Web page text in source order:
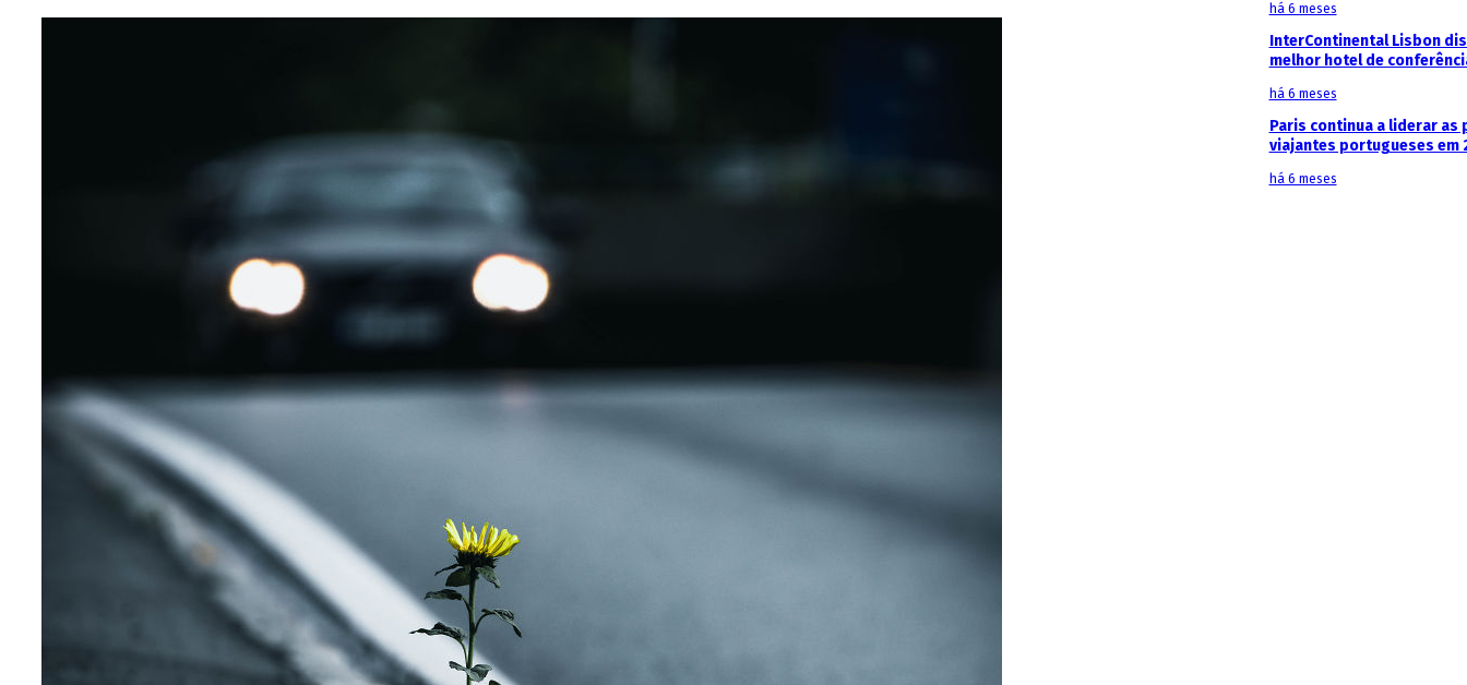
há 6 meses
InterContinental Lisbon
melhor hotel de
há 6 meses
Paris continua a liderar as
viajantes portugueses em
há 6 meses